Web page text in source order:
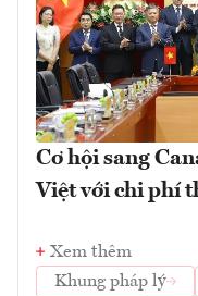
Cơ hội sang
Việt với chi phí
Xem thêm
Khung pháp lý